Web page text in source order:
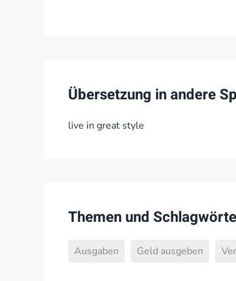
Übersetzung in andere
live in great style
Themen und
Ausgaben Geld ausgeben